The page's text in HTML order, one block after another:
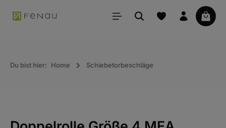
springen
Du bist hier: Home Schiebetorbeschläge